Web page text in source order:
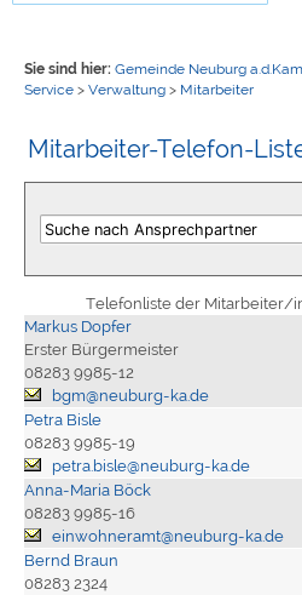
Sie sind hier: Gemeinde Neuburg
Service> Verwaltung> Mitarbeiter
Mitarbeiter-Telefon-
Telefonliste der Mitarbeiter/
Markus Dopfer
Erster Bürgermeister
08283 9985-12
bgm@neuburg-ka.de
Petra Bisle
08283 9985-19
petra.bisle@neuburg-ka.de
Anna-Maria Böck
08283 9985-16
einwohneramt@neuburg-ka.de
Bernd Braun
08283 2324